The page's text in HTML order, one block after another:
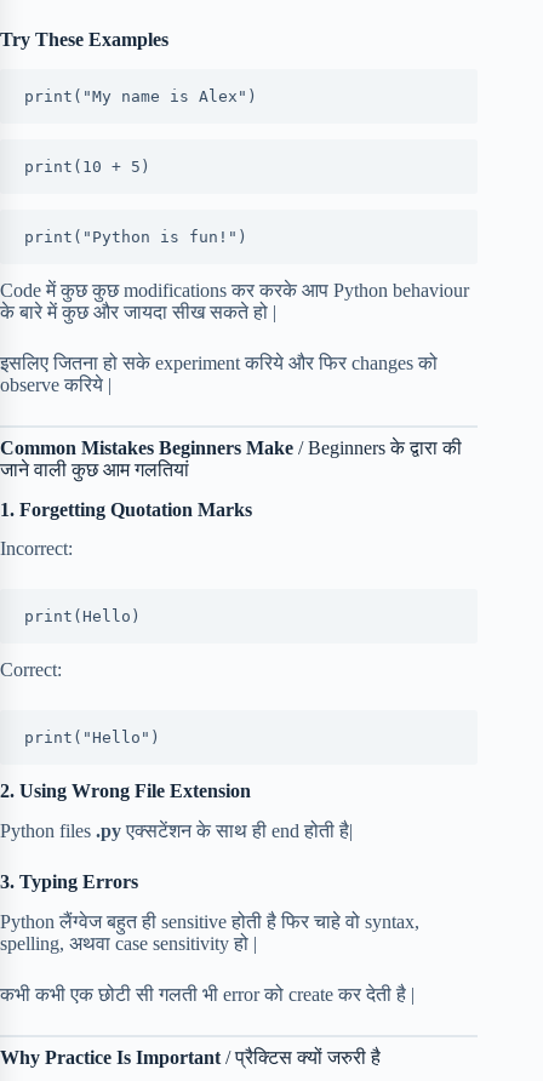
Try These Examples
print("My name is Alex")
print(10 + 5)
print("Python is fun!")
Code में कुछ कुछ modifications कर करके आप Python behaviour
के बारे में कुछ और जायदा सीख सकते हो |
इसलिए जितना हो सके experiment करिये और फिर changes को
observe करिये |
Common Mistakes Beginners Make / Beginners के द्वारा की
जाने वाली कुछ आम गलतियां
1. Forgetting Quotation Marks
Incorrect:
print(Hello)
Correct:
print("Hello")
2. Using Wrong File Extension
Python files .pyएक्सटेंशन के साथ ही end होती है|
3. Typing Errors
Python लैंग्वेज बहुत ही sensitive होती है फिर चाहे वो syntax,
spelling, अथवा case sensitivity हो |
कभी कभी एक छोटी सी गलती भी error को create कर देती है |
Why Practice Is Important / प्रैक्टिस क्यों जरुरी है